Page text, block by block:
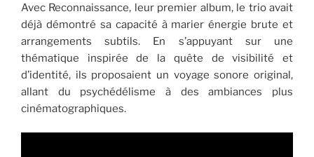
Avec Reconnaissance, leur premier album, le trio avait
déjà démontré sa capacité à marier énergie brute et
arrangements subtils. En s’appuyant sur une
thématique inspirée de la quête de visibilité et
d’identité, ils proposaient un voyage sonore original,
allant du psychédélisme à des ambiances plus
cinématographiques.